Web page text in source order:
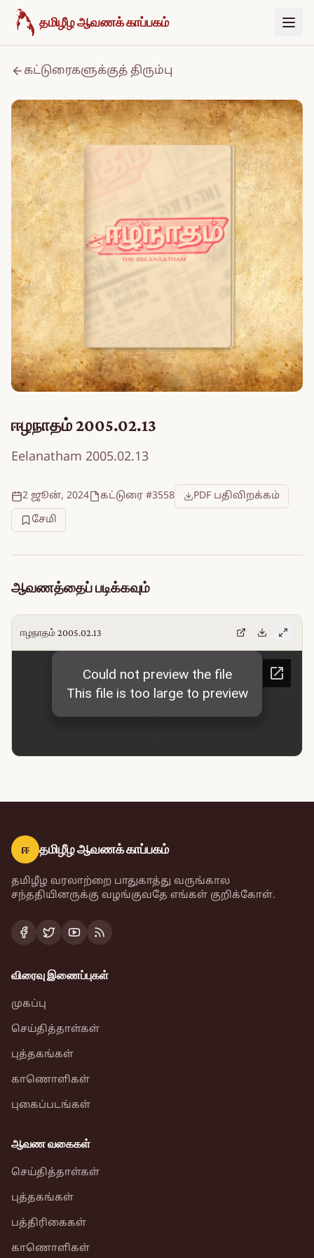
உள்ளடக்கத்திற்குச் செல்க
தமிழீழ ஆவணக் காப்பகம்
கட்டுரைகளுக்குத் திரும்பு
ஈழநாதம் 2005.02.13
Eelanatham 2005.02.13
2 ஜூன், 2024 கட்டுரை #3558
PDF பதிவிறக்கம்
சேமி
ஆவணத்தைப் படிக்கவும்
ஈழநாதம் 2005.02.13
ஈ தமிழீழ ஆவணக் காப்பகம்
தமிழீழ வரலாற்றை பாதுகாத்து வருங்கால
சந்ததியினருக்கு வழங்குவதே எங்கள் குறிக்கோள்.
விரைவு இணைப்புகள்
முகப்பு
செய்தித்தாள்கள்
புத்தகங்கள்
காணொளிகள்
புகைப்படங்கள்
ஆவண வகைகள்
செய்தித்தாள்கள்
புத்தகங்கள்
பத்திரிகைகள்
காணொளிகள்